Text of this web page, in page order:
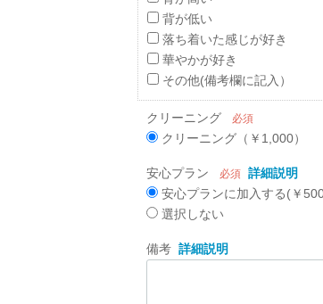
背が低い
落ち着いた感じが好き
華やかが好き
その他(備考欄に記入）
クリーニング 必須
クリーニング（￥1,000）
安心プラン 必須 詳細説明
安心プランに加入する(￥
選択しない
備考 詳細説明